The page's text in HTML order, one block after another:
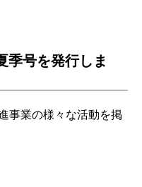
号を発行しま
事業の様々な活動を掲